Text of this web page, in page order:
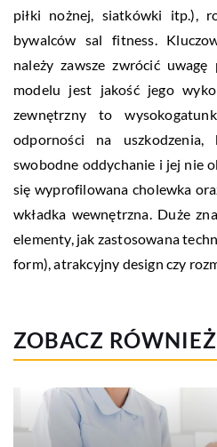
piłki nożnej, siatkówki itp.),
bywalców sal fitness.
należy zawsze zwrócić
modelu jest jakość jego
zewnętrzny to
odporności na
swobodne oddychanie i jej nie
się wyprofilowana cholewka
wkładka wewnętrzna. Duże
elementy, jak zastosowana
form), atrakcyjny design czy
ZOBACZ RÓWNIEŻ